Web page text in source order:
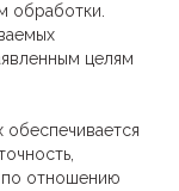
обработки.
целям
по отношению